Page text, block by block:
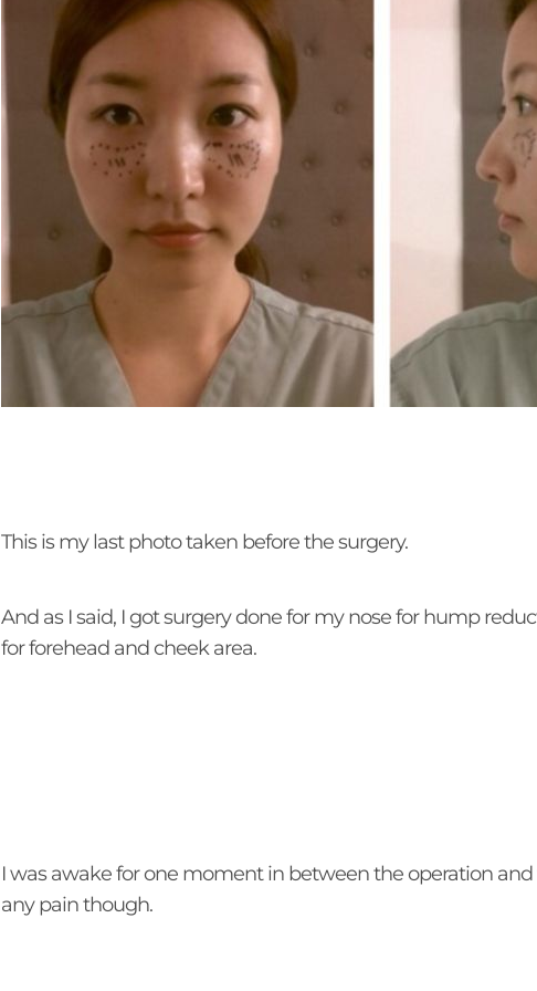
This is my last photo taken before the surgery.
And as I said, I got surgery done for my nose for hump
for forehead and cheek area.
I was awake for one moment in between the operation and
any pain though.